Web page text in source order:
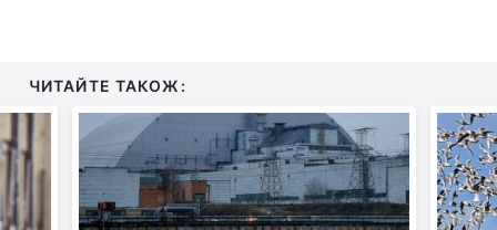
ЧИТАЙТЕ ТАКОЖ: